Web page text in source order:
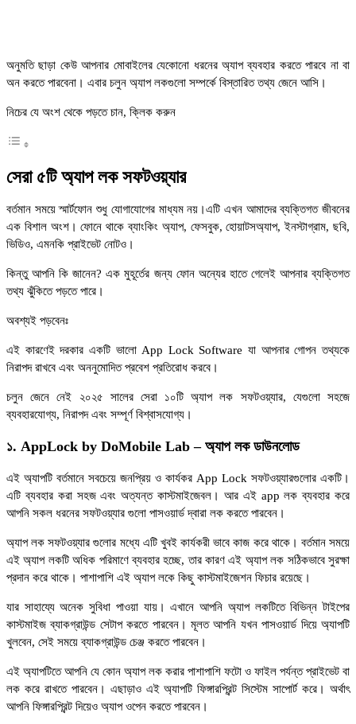
অনুমতি ছাড়া কেউ আপনার মোবাইলের যেকোনো ধরনের অ্যাপ ব্যবহার করতে পারবে না বা
অন করতে পারবেনা। এবার চলুন অ্যাপ লকগুলো সম্পর্কে বিস্তারিত তথ্য জেনে আসি।
নিচের যে অংশ থেকে পড়তে চান, ক্লিক করুন
সেরা ৫টি অ্যাপ লক সফটওয়্যার
বর্তমান সময়ে স্মার্টফোন শুধু যোগাযোগের মাধ্যম নয়।এটি এখন আমাদের ব্যক্তিগত জীবনের
এক বিশাল অংশ। ফোনে থাকে ব্যাংকিং অ্যাপ, ফেসবুক, হোয়াটসঅ্যাপ, ইনস্টাগ্রাম, ছবি,
ভিডিও, এমনকি প্রাইভেট নোটও।
কিন্তু আপনি কি জানেন? এক মুহূর্তের জন্য ফোন অন্যের হাতে গেলেই আপনার ব্যক্তিগত
তথ্য ঝুঁকিতে পড়তে পারে।
অবশ্যই পড়বেনঃ
এই কারণেই দরকার একটি ভালো App Lock Software যা আপনার গোপন তথ্যকে
নিরাপদ রাখবে এবং অননুমোদিত প্রবেশ প্রতিরোধ করবে।
চলুন জেনে নেই ২০২৫ সালের সেরা ১০টি অ্যাপ লক সফটওয়্যার, যেগুলো সহজে
ব্যবহারযোগ্য, নিরাপদ এবং সম্পূর্ণ বিশ্বাসযোগ্য।
১. AppLock by DoMobile Lab – অ্যাপ লক ডাউনলোড
এই অ্যাপটি বর্তমানে সবচেয়ে জনপ্রিয় ও কার্যকর App Lock সফটওয়্যারগুলোর একটি।
এটি ব্যবহার করা সহজ এবং অত্যন্ত কাস্টমাইজেবল। আর এই app লক ব্যবহার করে
আপনি সকল ধরনের সফটওয়্যার গুলো পাসওয়ার্ড দ্বারা লক করতে পারবেন।
অ্যাপ লক সফটওয়্যার গুলোর মধ্যে এটি খুবই কার্যকরী ভাবে কাজ করে থাকে। বর্তমান সময়ে
এই অ্যাপ লকটি অধিক পরিমাণে ব্যবহার হচ্ছে, তার কারণ এই অ্যাপ লক সঠিকভাবে সুরক্ষা
প্রদান করে থাকে। পাশাপাশি এই অ্যাপ লকে কিছু কাস্টমাইজেশন ফিচার রয়েছে।
যার সাহায্যে অনেক সুবিধা পাওয়া যায়। এখানে আপনি অ্যাপ লকটিতে বিভিন্ন টাইপের
কাস্টমাইজ ব্যাকগ্রাউন্ড সেটাপ করতে পারবেন। মূলত আপনি যখন পাসওয়ার্ড দিয়ে অ্যাপটি
খুলবেন, সেই সময়ে ব্যাকগ্রাউন্ড চেঞ্জ করতে পারবেন।
এই অ্যাপটিতে আপনি যে কোন অ্যাপ লক করার পাশাপাশি ফটো ও ফাইল পর্যন্ত প্রাইভেট বা
লক করে রাখতে পারবেন। এছাড়াও এই অ্যাপটি ফিঙ্গারপ্রিন্ট সিস্টেম সাপোর্ট করে। অর্থাৎ
আপনি ফিঙ্গারপ্রিন্ট দিয়েও অ্যাপ ওপেন করতে পারবেন।